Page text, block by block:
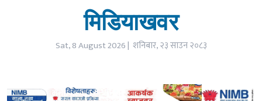
समाचार
मिडियाखवर
Sat, 8 August 2026 | शनिबार, २३ साउन २०८३